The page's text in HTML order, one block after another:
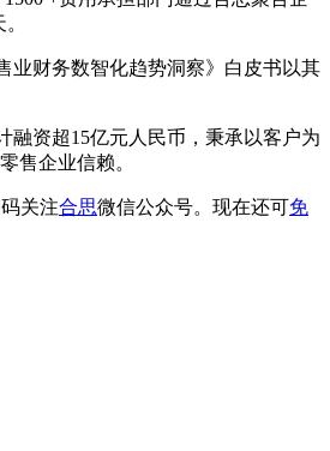
财务数智化趋势洞察》白皮书以其
资超15亿元人民币，秉承以客户为
售企业信赖。
关注合思微信公众号。现在还可免